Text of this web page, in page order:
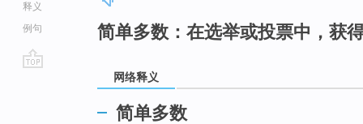
释义
例句
简单多数：在选举或投票中，获
网络释义
简单多数